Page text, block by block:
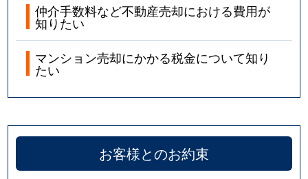
仲介手数料など不動産売却における費用が
知りたい
マンション売却にかかる税金について知り
たい
お客様とのお約束